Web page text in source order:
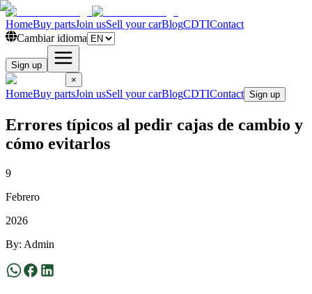
HomeBuy partsJoin usSell your carBlogCDTIContact
Cambiar idioma
Sign up
×
HomeBuy partsJoin usSell your carBlogCDTIContact Sign up
Errores típicos al pedir cajas de cambio y
cómo evitarlos
9
Febrero
2026
By: Admin